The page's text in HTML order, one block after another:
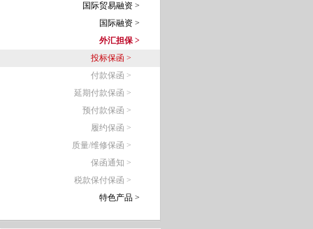
国际贸易融资 >
国际融资 >
外汇担保 >
投标保函 >
付款保函 >
延期付款保函 >
预付款保函 >
履约保函 >
质量/维修保函 >
保函通知 >
税款保付保函 >
特色产品 >